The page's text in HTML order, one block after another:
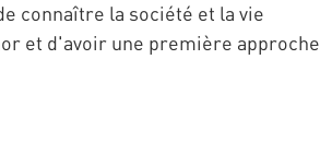
connaître la société et la vie
et d'avoir une première approche